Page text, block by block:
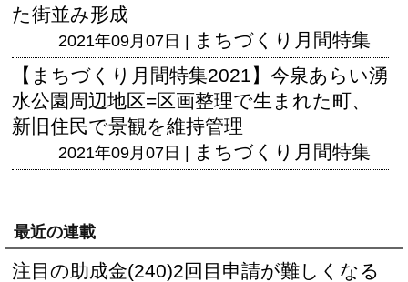
た街並み形成
2021年09月07日 | まちづくり月間特集
【まちづくり月間特集2021】今泉あらい湧
水公園周辺地区=区画整理で生まれた町、
新旧住民で景観を維持管理
2021年09月07日 | まちづくり月間特集
最近の連載
注目の助成金(240)2回目申請が難しくなる